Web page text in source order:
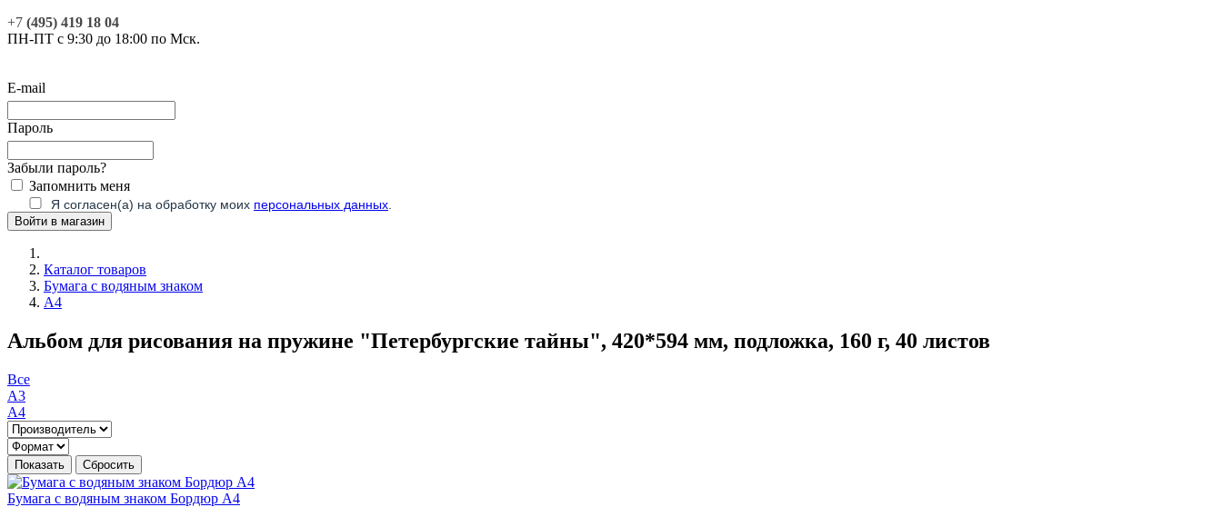
+7 (495) 419 18 04
ПН-ПТ с 9:30 до 18:00 по Мск.
E-mail
Пароль
Забыли пароль?
Запомнить меня
Я согласен(а) на обработку моих персональных данных
Каталог товаров
Бумага с водяным знаком
А4
Альбом для рисования на пружине "Петербургские тайны", 420*594 мм, подложка, 160 г, 40 листов
Все
А3
А4
Бумага с водяным знаком Бордюр А4